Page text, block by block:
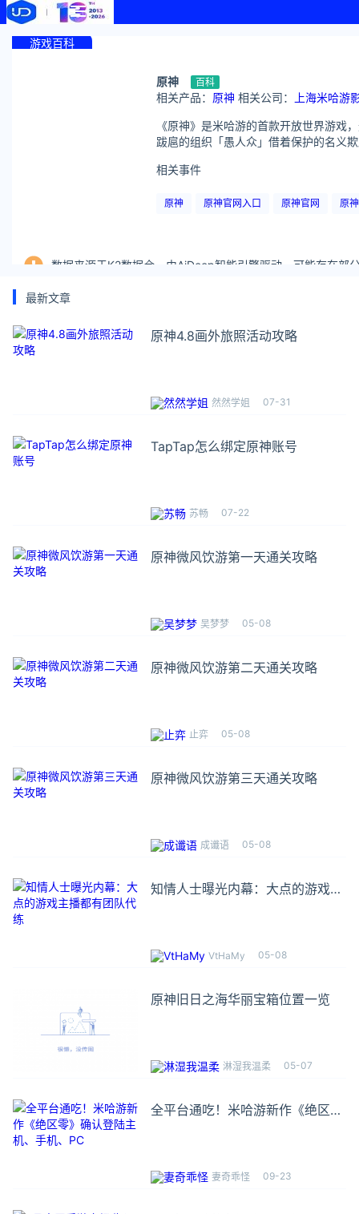
游戏百科
原神 百科
相关产品： 原神 相关公司： 上海米哈游
《原神》是米哈游的首款开放世界游戏
跋扈的组织「愚人众」借着保护的名义
相关事件
原神 原神官网入口 原神官网 原
数据来源于K2数据仓，由AiDeep智能引擎驱动，可能存在部
最新文章
原神4.8画外旅照活动攻略
然然学姐 07-31
TapTap怎么绑定原神账号
苏畅 07-22
原神微风饮游第一天通关攻略
吴梦梦 05-08
原神微风饮游第二天通关攻略
止弈 05-08
原神微风饮游第三天通关攻略
成谶语 05-08
知情人士曝光内幕：大点的游戏主
VtHaMy 05-08
原神旧日之海华丽宝箱位置一览
淋湿我温柔 05-07
全平台通吃！米哈游新作《绝区
妻奇乖怪 09-23